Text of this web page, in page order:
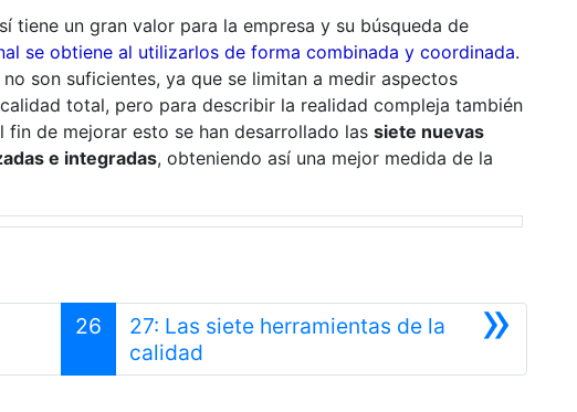
tiene un gran valor para la empresa y su búsqueda de
se obtiene al utilizarlos de forma combinada y coordinada.
son suficientes, ya que se limitan a medir aspectos
total, pero para describir la realidad compleja también
de mejorar esto se han desarrollado las siete nuevas
e integradas, obteniendo así una mejor medida de la
26 »
27: Las siete herramientas de la
calidad